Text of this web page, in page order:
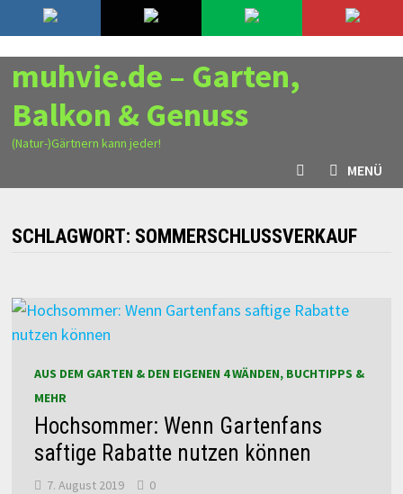
Zurück
zum
Inhalt
6. August 2026
muhvie.de – Garten,
Balkon & Genuss
(Natur-)Gärtnern kann jeder!
MENÜ
SCHLAGWORT: SOMMERSCHLUSSVERKAUF
AUS DEM GARTEN & DEN EIGENEN 4 WÄNDEN, BUCHTIPPS &
MEHR
Hochsommer: Wenn Gartenfans
saftige Rabatte nutzen können
7. August 2019 0